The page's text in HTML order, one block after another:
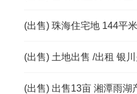
(出售) 土地出售 /出租 银
(出售) 出售13亩​ 湘潭雨湖